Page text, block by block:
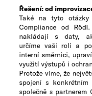
Řešení: od
Také na tyto otázky
Compliance od
nakládají s daty,
určíme vaši roli a
interní směrnici,
využití výstupů i
Protože víme, že
spojení s konkrétním
společně s partnerem